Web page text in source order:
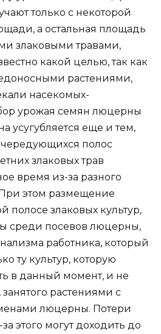
только с некоторой
а остальная площадь
злаковыми травами,
какой целью, так как
растениями,
насекомых-
урожая семян люцерны
усугубляется еще и тем,
чередующихся полос
злаковых трав
время из-за разного
этом размещение
полосе злаковых культур,
среди посевов люцерны,
работника, который
ту культур, которую
в данный момент, и не
занятого растениями с
люцерны. Потери
этого могут доходить до